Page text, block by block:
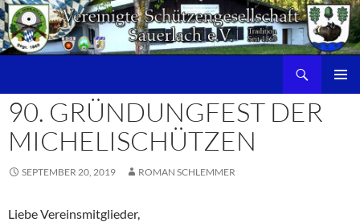
Zum
Inhalt
springen
90. GRÜNDUNGFEST DER
MICHELISCHÜTZEN
SEPTEMBER 20, 2019 ROMAN SCHLEMMER
Liebe Vereinsmitglieder,